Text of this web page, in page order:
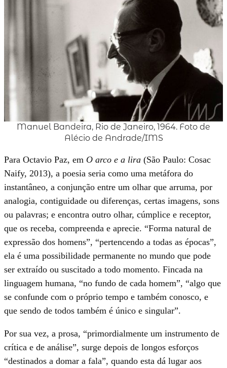
Manuel Bandeira, Rio de Janeiro, 1964. Foto de
Alécio de Andrade/IMS
Para Octavio Paz, em O arco e a lira (São Paulo: Cosac
Naify, 2013), a poesia seria como uma metáfora do
instantâneo, a conjunção entre um olhar que arruma, por
analogia, contiguidade ou diferenças, certas imagens, sons
ou palavras; e encontra outro olhar, cúmplice e receptor,
que os receba, compreenda e aprecie. “Forma natural de
expressão dos homens”, “pertencendo a todas as épocas”,
ela é uma possibilidade permanente no mundo que pode
ser extraído ou suscitado a todo momento. Fincada na
linguagem humana, “no fundo de cada homem”, “algo que
se confunde com o próprio tempo e também conosco, e
que sendo de todos também é único e singular”.
Por sua vez, a prosa, “primordialmente um instrumento de
crítica e de análise”, surge depois de longos esforços
“destinados a domar a fala”, quando esta dá lugar aos